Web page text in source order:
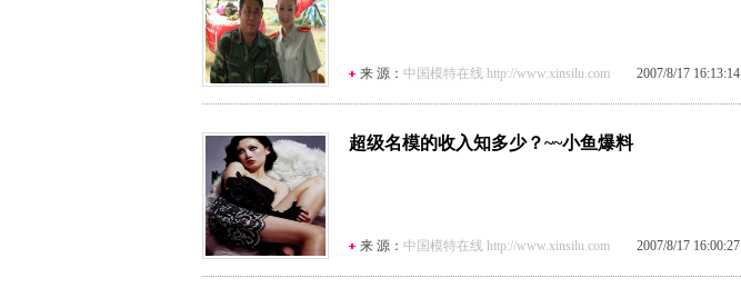
来 源： 中国模特在线 http://www.xinsilu.com 2007/8/17 16:13:14
超级名模的收入知多少？~~小鱼爆料
来 源： 中国模特在线 http://www.xinsilu.com 2007/8/17 16:00:27